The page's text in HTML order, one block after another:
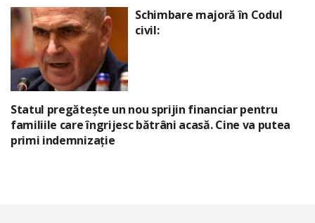
Schimbare majoră în Codul
civil:
Statul pregătește un nou sprijin financiar pentru
familiile care îngrijesc bătrâni acasă. Cine va putea
primi indemnizație